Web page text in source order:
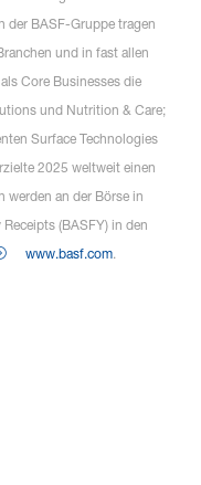
der BASF-Gruppe tragen
und in fast allen
Core Businesses die
und Nutrition & Care;
Surface Technologies
2025 weltweit einen
werden an der Börse in
(BASFY) in den
www.basf.com.